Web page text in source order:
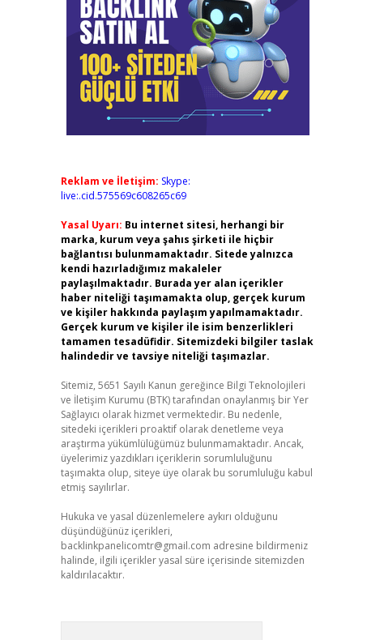
Reklam ve İletişim: Skype:
live:.cid.575569c608265c69
Yasal Uyarı: Bu internet sitesi, herhangi bir
marka, kurum veya şahıs şirketi ile hiçbir
bağlantısı bulunmamaktadır. Sitede yalnızca
kendi hazırladığımız makaleler
paylaşılmaktadır. Burada yer alan içerikler
haber niteliği taşımamakta olup, gerçek kurum
ve kişiler hakkında paylaşım yapılmamaktadır.
Gerçek kurum ve kişiler ile isim benzerlikleri
tamamen tesadüfidir. Sitemizdeki bilgiler taslak
halindedir ve tavsiye niteliği taşımazlar.
Sitemiz, 5651 Sayılı Kanun gereğince Bilgi Teknolojileri
ve İletişim Kurumu (BTK) tarafından onaylanmış bir Yer
Sağlayıcı olarak hizmet vermektedir. Bu nedenle,
sitedeki içerikleri proaktif olarak denetleme veya
araştırma yükümlülüğümüz bulunmamaktadır. Ancak,
üyelerimiz yazdıkları içeriklerin sorumluluğunu
taşımakta olup, siteye üye olarak bu sorumluluğu kabul
etmiş sayılırlar.
Hukuka ve yasal düzenlemelere aykırı olduğunu
düşündüğünüz içerikleri,
backlinkpanelicomtr@gmail.com adresine bildirmeniz
halinde, ilgili içerikler yasal süre içerisinde sitemizden
kaldırılacaktır.